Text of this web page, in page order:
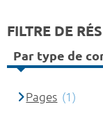
FILTRE DE
Par type de
Pages (1)